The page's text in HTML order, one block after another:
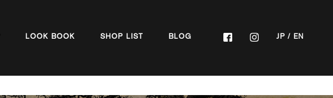
JP / EN
LOOK BOOK SHOP LIST BLOG